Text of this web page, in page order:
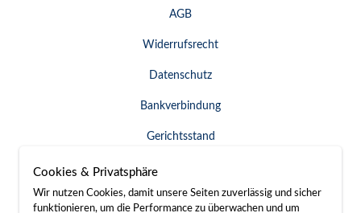
AGB
Widerrufsrecht
Datenschutz
Bankverbindung
Gerichtsstand
Widerruf erklären
Cookies & Privatsphäre
Wir nutzen Cookies, damit unsere Seiten zuverlässig und sicher
funktionieren, um die Performance zu überwachen und um